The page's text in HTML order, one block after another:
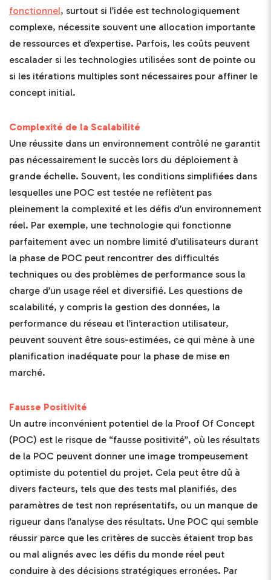
fonctionnel, surtout si l’idée est technologiquement
complexe, nécessite souvent une allocation importante
de ressources et d’expertise. Parfois, les coûts peuvent
escalader si les technologies utilisées sont de pointe ou
si les itérations multiples sont nécessaires pour affiner le
concept initial.
Complexité de la Scalabilité
Une réussite dans un environnement contrôlé ne garantit
pas nécessairement le succès lors du déploiement à
grande échelle. Souvent, les conditions simplifiées dans
lesquelles une POC est testée ne reflètent pas
pleinement la complexité et les défis d’un environnement
réel. Par exemple, une technologie qui fonctionne
parfaitement avec un nombre limité d’utilisateurs durant
la phase de POC peut rencontrer des difficultés
techniques ou des problèmes de performance sous la
charge d’un usage réel et diversifié. Les questions de
scalabilité, y compris la gestion des données, la
performance du réseau et l’interaction utilisateur,
peuvent souvent être sous-estimées, ce qui mène à une
planification inadéquate pour la phase de mise en
marché.
Fausse Positivité
Un autre inconvénient potentiel de la Proof Of Concept
(POC) est le risque de “fausse positivité”, où les résultats
de la POC peuvent donner une image trompeusement
optimiste du potentiel du projet. Cela peut être dû à
divers facteurs, tels que des tests mal planifiés, des
paramètres de test non représentatifs, ou un manque de
rigueur dans l’analyse des résultats. Une POC qui semble
réussir parce que les critères de succès étaient trop bas
ou mal alignés avec les défis du monde réel peut
conduire à des décisions stratégiques erronées. Par